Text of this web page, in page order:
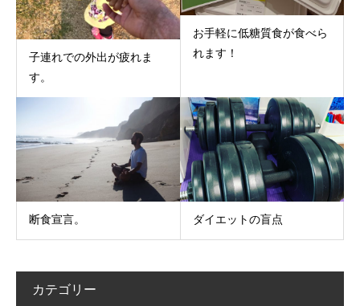
子連れでの外出が疲れま
す。
お手軽に低糖質食が食べら
れます！
断食宣言。 ダイエットの盲点
カテゴリー